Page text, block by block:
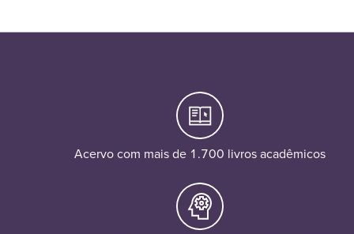
Acervo com mais de 1.700 livros acadêmicos